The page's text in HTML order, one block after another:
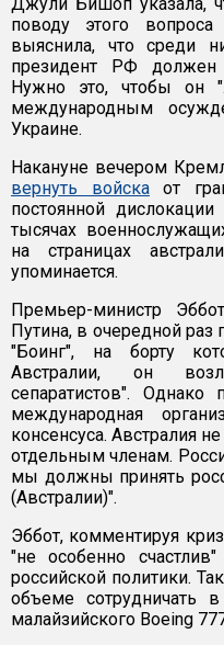
поводу этого
выяснила, что среди
президент РФ должен
Нужно это, чтобы он
международным
Украине.
Накануне вечером
вернуть войскаот
постоянной
тысячах
на страницах
упоминается.
Премьер-министр
Путина, в очередной раз
"Боинг", на борту
Австралии, он
сепаратистов".
международная
консенсуса. Австралия
отдельным членам.
мы должны принять
(Австралии)".
Эббот, комментируя
"не особенно
российской политики.
объеме сотрудничать
малайзийского Boeing